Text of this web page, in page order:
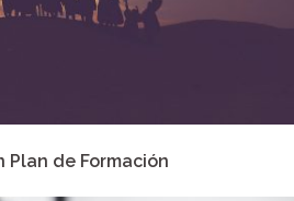
Plan de Formación